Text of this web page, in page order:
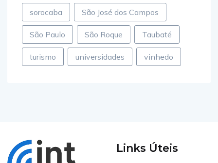
sorocaba São José dos Campos
São Paulo São Roque Taubaté
turismo universidades vinhedo
Links Úteis